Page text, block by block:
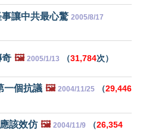
讓中共最心驚 2005/8/17
奇 🖼️ 2005/1/13 （31,784次）
一個抗議 🖼️ 2004/11/25 （29,446
該效仿 🖼️ 2004/11/9 （26,354